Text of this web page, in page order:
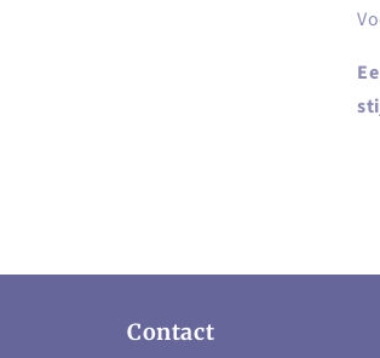
Contact